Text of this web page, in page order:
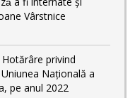
Vârstnice
privind
Națională a
pe anul 2022